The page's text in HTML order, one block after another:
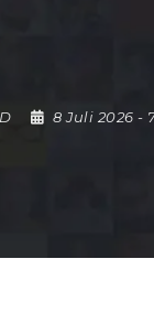
8 Juli 2026-